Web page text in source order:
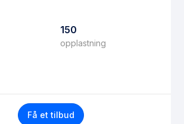
150
opplastning
Få et tilbud